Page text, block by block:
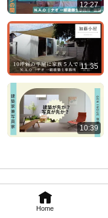
Home
12:27
11:35
10:39